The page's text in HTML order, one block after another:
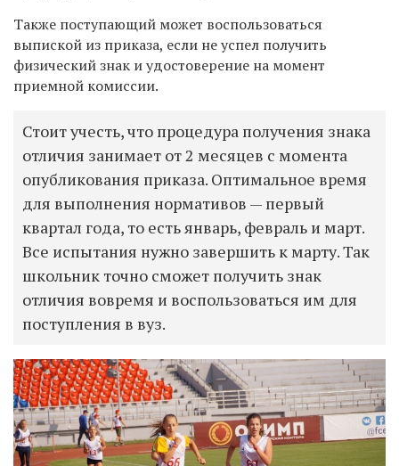
Также поступающий может воспользоваться
выпиской из приказа, если не успел получить
физический знак и удостоверение на момент
приемной комиссии.
Стоит учесть, что процедура получения знака
отличия занимает от 2 месяцев с момента
опубликования приказа. Оптимальное время
для выполнения нормативов — первый
квартал года, то есть январь, февраль и март.
Все испытания нужно завершить к марту. Так
школьник точно сможет получить знак
отличия вовремя и воспользоваться им для
поступления в вуз.